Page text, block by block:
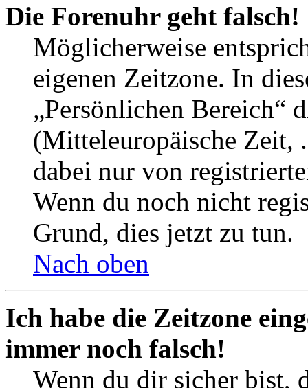
Die Forenuhr geht falsch!
Möglicherweise
eigenen Zeitzone. In
„Persönlichen Bereich“
(Mitteleuropäische Zeit,
dabei nur von
Wenn du noch nicht
Grund, dies jetzt zu tun.
Nach oben
Ich habe die Zeitzone
immer noch falsch!
Wenn du dir sicher bist,